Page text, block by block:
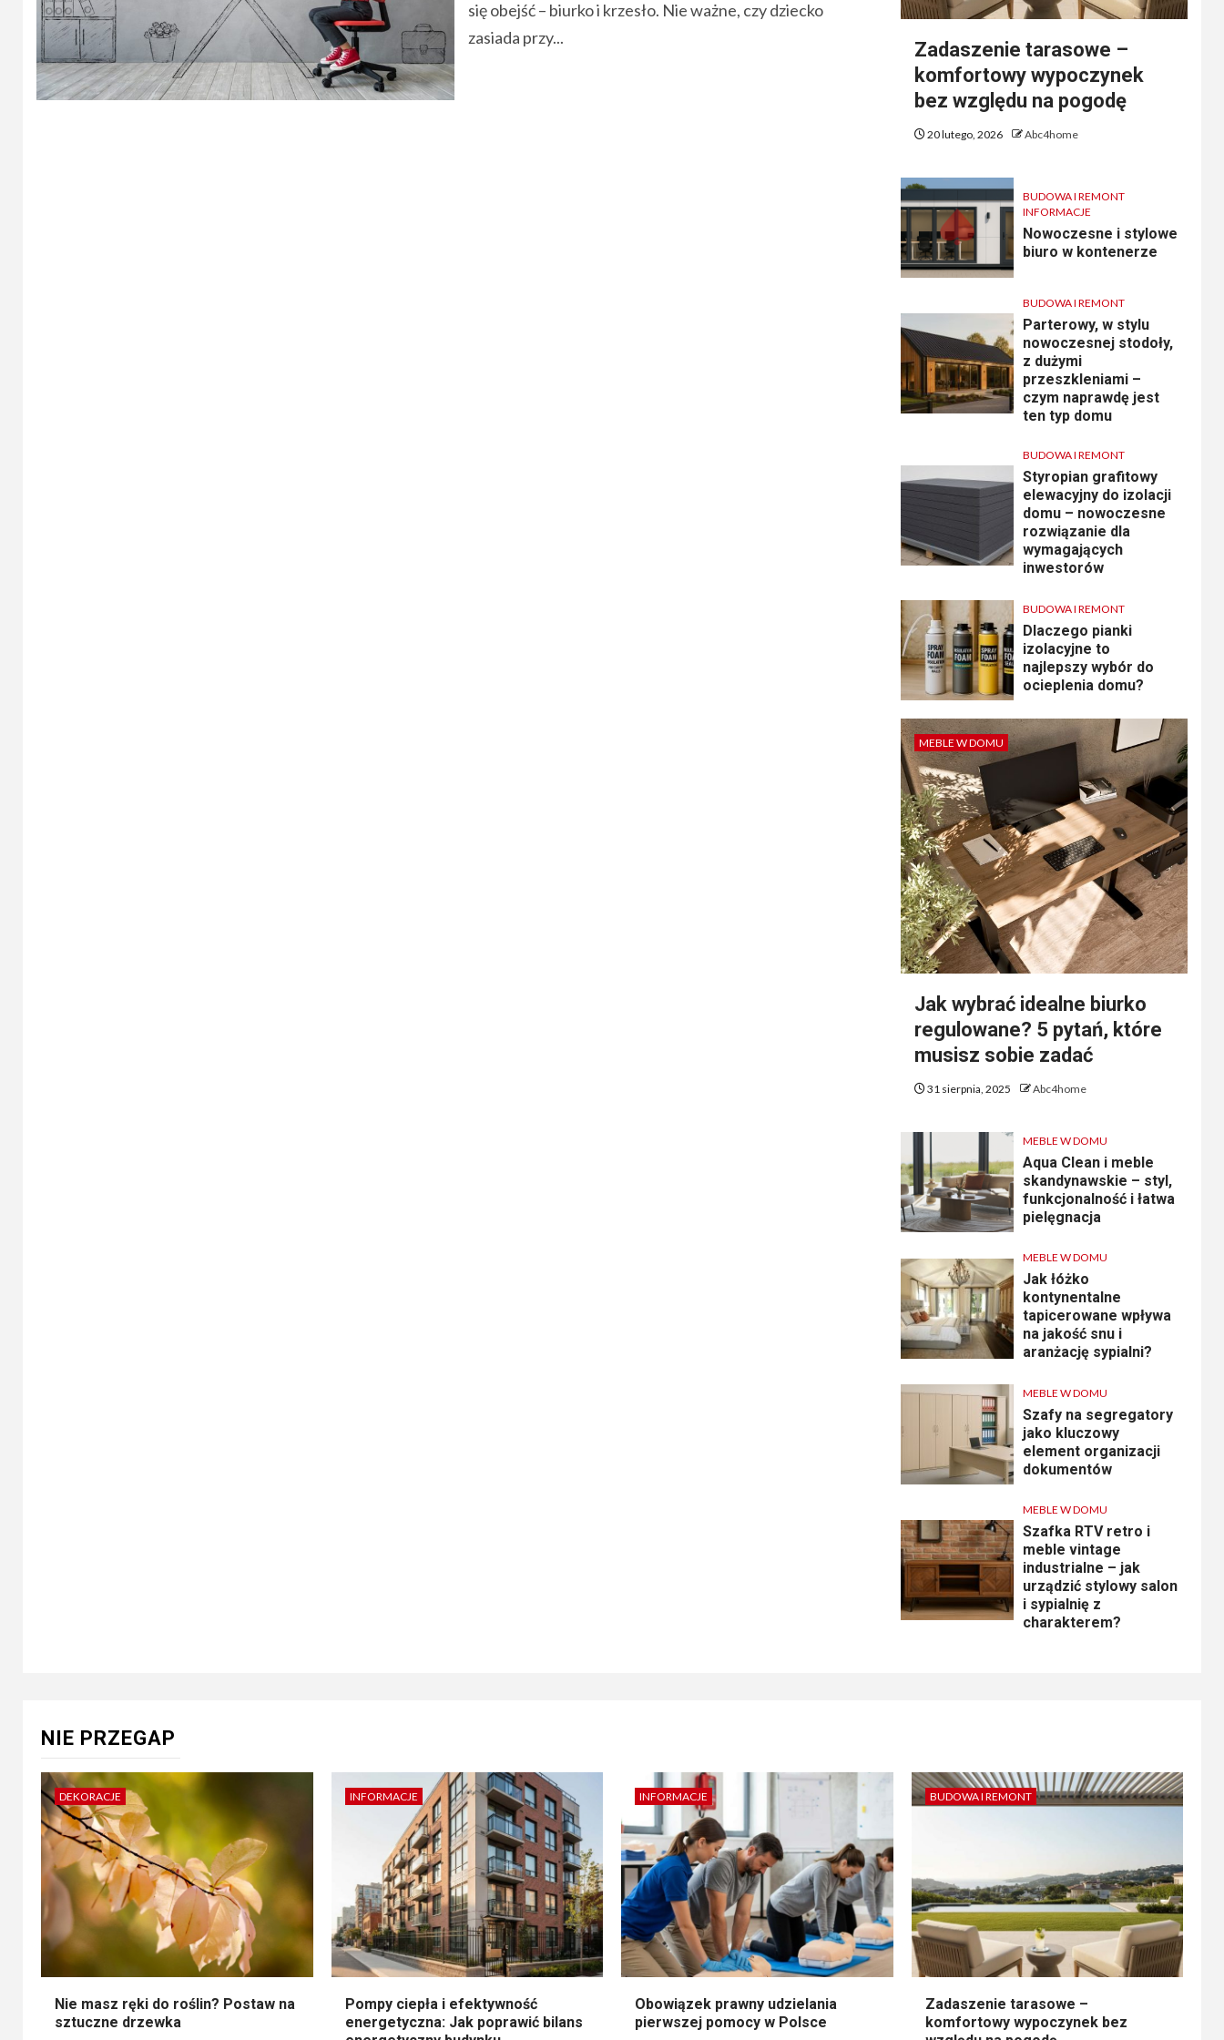
się obejść – biurko i krzesło. Nie ważne, czy dziecko
zasiada przy...
Zadaszenie tarasowe –
komfortowy wypoczynek
bez względu na pogodę
20 lutego, 2026 Abc4home
BUDOWA I REMONT
INFORMACJE
Nowoczesne i stylowe
biuro w kontenerze
BUDOWA I REMONT
Parterowy, w stylu
nowoczesnej stodoły,
z dużymi
przeszkleniami –
czym naprawdę jest
ten typ domu
BUDOWA I REMONT
Styropian grafitowy
elewacyjny do izolacji
domu – nowoczesne
rozwiązanie dla
wymagających
inwestorów
BUDOWA I REMONT
Dlaczego pianki
izolacyjne to
najlepszy wybór do
ocieplenia domu?
MEBLE W DOMU
Jak wybrać idealne biurko
regulowane? 5 pytań, które
musisz sobie zadać
31 sierpnia, 2025 Abc4home
MEBLE W DOMU
Aqua Clean i meble
skandynawskie – styl,
funkcjonalność i łatwa
pielęgnacja
MEBLE W DOMU
Jak łóżko
kontynentalne
tapicerowane wpływa
na jakość snu i
aranżację sypialni?
MEBLE W DOMU
Szafy na segregatory
jako kluczowy
element organizacji
dokumentów
MEBLE W DOMU
Szafka RTV retro i
meble vintage
industrialne – jak
urządzić stylowy salon
i sypialnię z
charakterem?
NIE PRZEGAP
DEKORACJE
Nie masz ręki do roślin? Postaw na
sztuczne drzewka
INFORMACJE
Pompy ciepła i efektywność
energetyczna: Jak poprawić bilans
INFORMACJE
Obowiązek prawny udzielania
pierwszej pomocy w Polsce
BUDOWA I REMONT
Zadaszenie tarasowe –
komfortowy wypoczynek bez